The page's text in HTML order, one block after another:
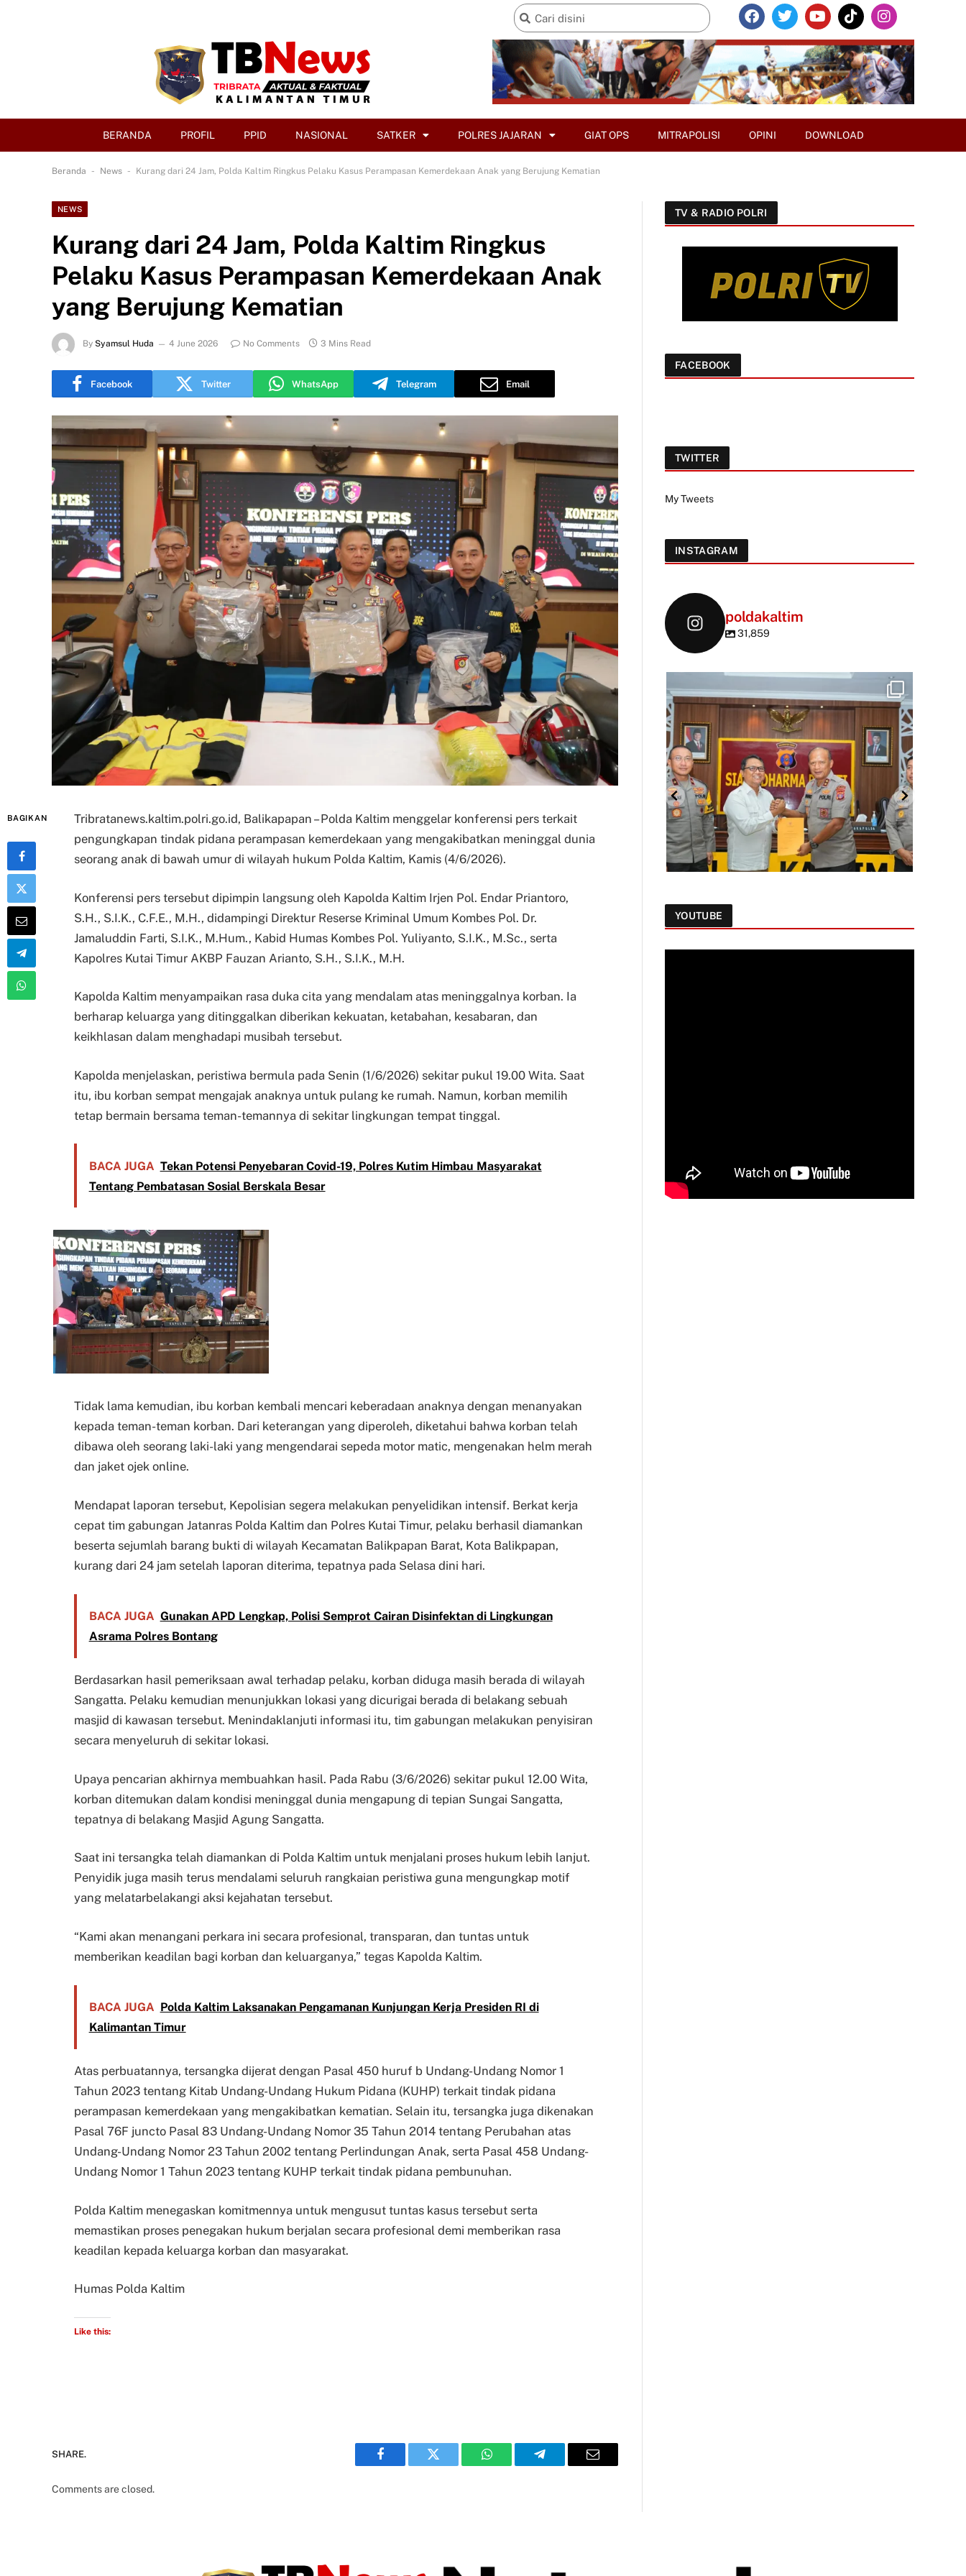
BERANDA PROFIL PPID NASIONAL SATKER POLRES JAJARAN GIAT OPS MITRAPOLISI OPINI DOWNLOAD
Beranda - News - Kurang dari 24 Jam, Polda Kaltim Ringkus Pelaku Kasus Perampasan Kemerdekaan Anak yang Berujung Kematian
NEWS
Kurang dari 24 Jam, Polda Kaltim Ringkus
Pelaku Kasus Perampasan Kemerdekaan Anak
yang Berujung Kematian
By Syamsul Huda 4 June 2026 No Comments 3 Mins Read
Facebook Twitter WhatsApp Telegram Email
BAGIKAN
Tribratanews.kaltim.polri.go.id, Balikapapan – Polda Kaltim menggelar konferensi pers terkait
pengungkapan tindak pidana perampasan kemerdekaan yang mengakibatkan meninggal dunia
seorang anak di bawah umur di wilayah hukum Polda Kaltim, Kamis (4/6/2026).
Konferensi pers tersebut dipimpin langsung oleh Kapolda Kaltim Irjen Pol. Endar Priantoro,
S.H., S.I.K., C.F.E., M.H., didampingi Direktur Reserse Kriminal Umum Kombes Pol. Dr.
Jamaluddin Farti, S.I.K., M.Hum., Kabid Humas Kombes Pol. Yuliyanto, S.I.K., M.Sc., serta
Kapolres Kutai Timur AKBP Fauzan Arianto, S.H., S.I.K., M.H.
Kapolda Kaltim menyampaikan rasa duka cita yang mendalam atas meninggalnya korban. Ia
berharap keluarga yang ditinggalkan diberikan kekuatan, ketabahan, kesabaran, dan
keikhlasan dalam menghadapi musibah tersebut.
Kapolda menjelaskan, peristiwa bermula pada Senin (1/6/2026) sekitar pukul 19.00 Wita. Saat
itu, ibu korban sempat mengajak anaknya untuk pulang ke rumah. Namun, korban memilih
tetap bermain bersama teman-temannya di sekitar lingkungan tempat tinggal.
BACA JUGA Tekan Potensi Penyebaran Covid-19, Polres Kutim Himbau Masyarakat
Tentang Pembatasan Sosial Berskala Besar
Tidak lama kemudian, ibu korban kembali mencari keberadaan anaknya dengan menanyakan
kepada teman-teman korban. Dari keterangan yang diperoleh, diketahui bahwa korban telah
dibawa oleh seorang laki-laki yang mengendarai sepeda motor matic, mengenakan helm merah
dan jaket ojek online.
Mendapat laporan tersebut, Kepolisian segera melakukan penyelidikan intensif. Berkat kerja
cepat tim gabungan Jatanras Polda Kaltim dan Polres Kutai Timur, pelaku berhasil diamankan
beserta sejumlah barang bukti di wilayah Kecamatan Balikpapan Barat, Kota Balikpapan,
kurang dari 24 jam setelah laporan diterima, tepatnya pada Selasa dini hari.
BACA JUGA Gunakan APD Lengkap, Polisi Semprot Cairan Disinfektan di Lingkungan
Asrama Polres Bontang
Berdasarkan hasil pemeriksaan awal terhadap pelaku, korban diduga masih berada di wilayah
Sangatta. Pelaku kemudian menunjukkan lokasi yang dicurigai berada di belakang sebuah
masjid di kawasan tersebut. Menindaklanjuti informasi itu, tim gabungan melakukan penyisiran
secara menyeluruh di sekitar lokasi.
Upaya pencarian akhirnya membuahkan hasil. Pada Rabu (3/6/2026) sekitar pukul 12.00 Wita,
korban ditemukan dalam kondisi meninggal dunia mengapung di tepian Sungai Sangatta,
tepatnya di belakang Masjid Agung Sangatta.
Saat ini tersangka telah diamankan di Polda Kaltim untuk menjalani proses hukum lebih lanjut.
Penyidik juga masih terus mendalami seluruh rangkaian peristiwa guna mengungkap motif
yang melatarbelakangi aksi kejahatan tersebut.
“Kami akan menangani perkara ini secara profesional, transparan, dan tuntas untuk
memberikan keadilan bagi korban dan keluarganya,” tegas Kapolda Kaltim.
BACA JUGA Polda Kaltim Laksanakan Pengamanan Kunjungan Kerja Presiden RI di
Kalimantan Timur
Atas perbuatannya, tersangka dijerat dengan Pasal 450 huruf b Undang-Undang Nomor 1
Tahun 2023 tentang Kitab Undang-Undang Hukum Pidana (KUHP) terkait tindak pidana
perampasan kemerdekaan yang mengakibatkan kematian. Selain itu, tersangka juga dikenakan
Pasal 76F juncto Pasal 83 Undang-Undang Nomor 35 Tahun 2014 tentang Perubahan atas
Undang-Undang Nomor 23 Tahun 2002 tentang Perlindungan Anak, serta Pasal 458 Undang-
Undang Nomor 1 Tahun 2023 tentang KUHP terkait tindak pidana pembunuhan.
Polda Kaltim menegaskan komitmennya untuk mengusut tuntas kasus tersebut serta
memastikan proses penegakan hukum berjalan secara profesional demi memberikan rasa
keadilan kepada keluarga korban dan masyarakat.
Humas Polda Kaltim
Like this:
SHARE.
Facebook Twitter WhatsAppTelegram Email
Comments are closed.
TV & RADIO POLRI
FACEBOOK
TWITTER
My Tweets
INSTAGRAM
poldakaltim
31,859
YOUTUBE